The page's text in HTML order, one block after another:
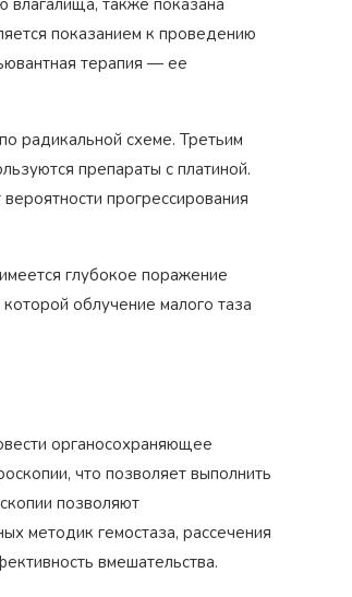
влагалища, также показана
показанием к проведению
терапия — ее
радикальной схеме. Третьим
препараты с платиной.
прогрессирования
глубокое поражение
облучение малого таза
органосохраняющее
что позволяет выполнить
позволяют
методик гемостаза, рассечения
вмешательства.